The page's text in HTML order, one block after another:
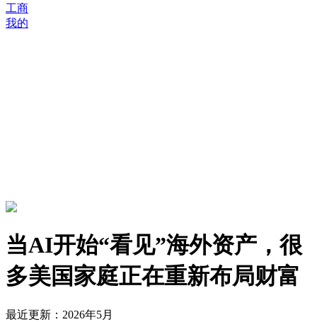
工商
我的
当AI开始“看见”海外资产，很
多美国家庭正在重新布局财富
最近更新：2026年5月